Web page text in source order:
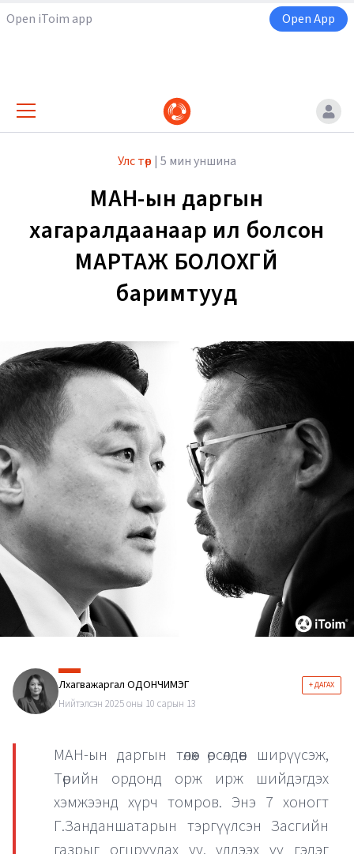
Open iToim app Open App
Улс төр | 5 мин уншина
МАН-ын даргын
хагаралдаанаар ил болсон
МАРТАЖ БОЛОХГҮЙ
баримтууд
Лхагважаргал ОДОНЧИМЭГ + ДАГАХ
Нийтэлсэн 2025 оны 10 сарын 13
МАН-ын даргын төлөөх өрсөлдөөн ширүүсэж,
Төрийн ордонд орж ирж шийдэгдэх
хэмжээнд хүрч томров. Энэ 7 хоногт
Г.Занданшатарын тэргүүлсэн Засгийн